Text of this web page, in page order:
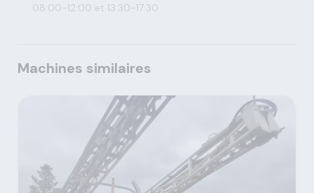
08:00-12:00 et 13:30-17:30
Machines similaires